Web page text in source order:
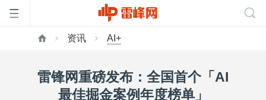
资讯 AI+
雷锋网重磅发布：全国首个「AI
最佳掘金案例年度榜单」